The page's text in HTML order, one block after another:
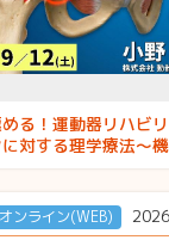
める！運動器リハビ
対する理学療法～
体幹の治療戦略～
オンライン(WEB)